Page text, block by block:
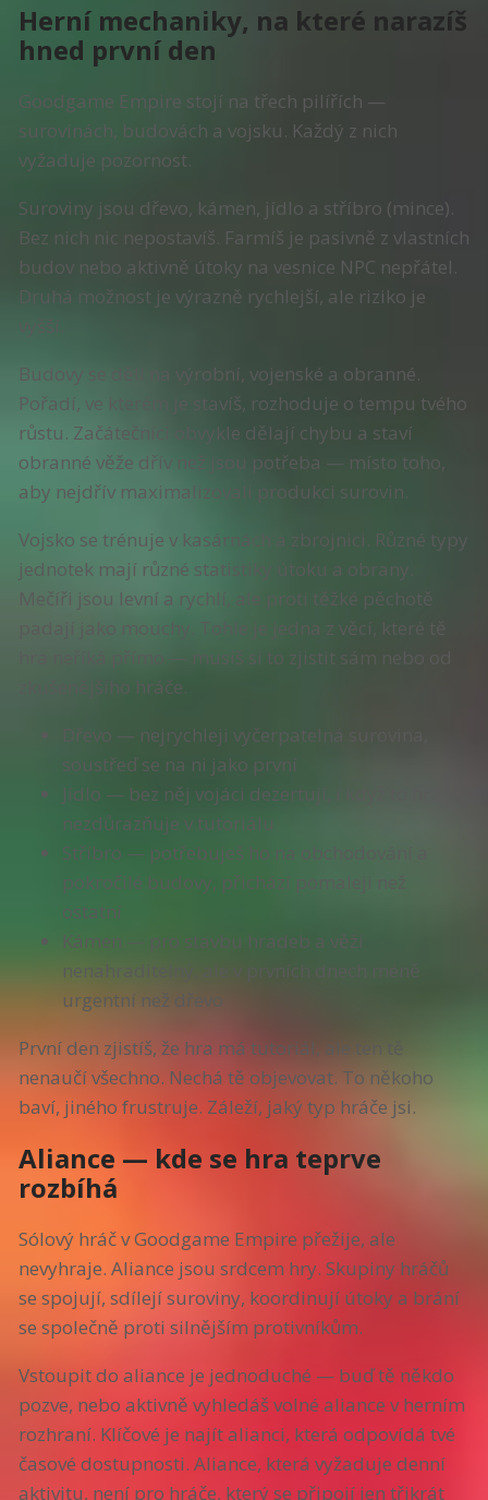
Herní mechaniky, na které narazíš
hned první den
Goodgame Empire stojí na třech pilířích —
surovinách, budovách a vojsku. Každý z nich
vyžaduje pozornost.
Suroviny jsou dřevo, kámen, jídlo a stříbro (mince).
Bez nich nic nepostavíš. Farmíš je pasivně z vlastních
budov nebo aktivně útoky na vesnice NPC nepřátel.
Druhá možnost je výrazně rychlejší, ale riziko je
vyšší.
Budovy se dělí na výrobní, vojenské a obranné.
Pořadí, ve kterém je stavíš, rozhoduje o tempu tvého
růstu. Začátečníci obvykle dělají chybu a staví
obranné věže dřív než jsou potřeba — místo toho,
aby nejdřív maximalizovali produkci surovin.
Vojsko se trénuje v kasárnách a zbrojnici. Různé typy
jednotek mají různé statistiky útoku a obrany.
Mečíři jsou levní a rychlí, ale proti těžké pěchotě
padají jako mouchy. Tohle je jedna z věcí, které tě
hra neříká přímo — musíš si to zjistit sám nebo od
zkušenějšího hráče.
Dřevo — nejrychleji vyčerpatelná surovina,
soustřeď se na ni jako první
Jídlo — bez něj vojáci dezertují, i když to hra
nezdůrazňuje v tutoriálu
Stříbro — potřebuješ ho na obchodování a
pokročilé budovy, přichází pomaleji než
ostatní
Kámen — pro stavbu hradeb a věží
nenahraditelný, ale v prvních dnech méně
urgentní než dřevo
První den zjistíš, že hra má tutoriál, ale ten tě
nenaučí všechno. Nechá tě objevovat. To někoho
baví, jiného frustruje. Záleží, jaký typ hráče jsi.
Aliance — kde se hra teprve
rozbíhá
Sólový hráč v Goodgame Empire přežije, ale
nevyhraje. Aliance jsou srdcem hry. Skupiny hráčů
se spojují, sdílejí suroviny, koordinují útoky a brání
se společně proti silnějším protivníkům.
Vstoupit do aliance je jednoduché — buď tě někdo
pozve, nebo aktivně vyhledáš volné aliance v herním
rozhraní. Klíčové je najít alianci, která odpovídá tvé
časové dostupnosti. Aliance, která vyžaduje denní
aktivitu, není pro hráče, který se připojí jen třikrát